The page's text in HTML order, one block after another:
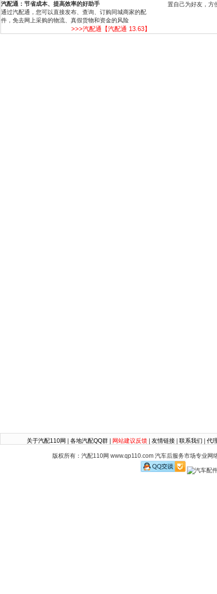
汽配通：节省成本、提高效率的好助手
通过汽配通，您可以直接发布、查询、订购同城商家的配
件，免去网上采购的物流、真假货物和资金的风险
>>>汽配通【汽配通 13.63】
置自己为好友，方
关于汽配110网 各地汽配QQ群 网站建议反馈 友情链接 联系我们 代
版权所有：汽配110网 www.qp110.com 汽车后服务市场专业网